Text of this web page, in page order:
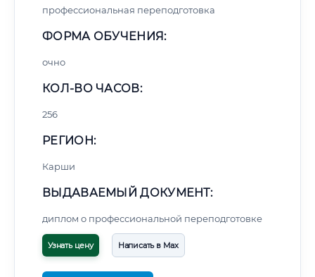
профессиональная переподготовка
ФОРМА ОБУЧЕНИЯ:
очно
КОЛ-ВО ЧАСОВ:
256
РЕГИОН:
Карши
ВЫДАВАЕМЫЙ ДОКУМЕНТ:
диплом о профессиональной переподготовке
Узнать цену Написать в Max